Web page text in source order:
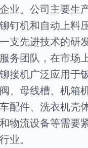
业。公司主要生
钉机和自动上料
支先进技术的研
务团队，在市场
接机广泛应用于
、母线槽、机箱
配件、洗衣机壳
物流设备等需要
业。